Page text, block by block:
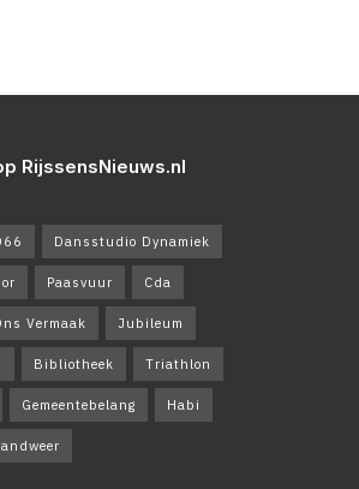
RijssensNieuws.nl
Dansstudio Dynamiek
Paasvuur Cda
Vermaak Jubileum
Bibliotheek Triathlon
Gemeentebelang Habi